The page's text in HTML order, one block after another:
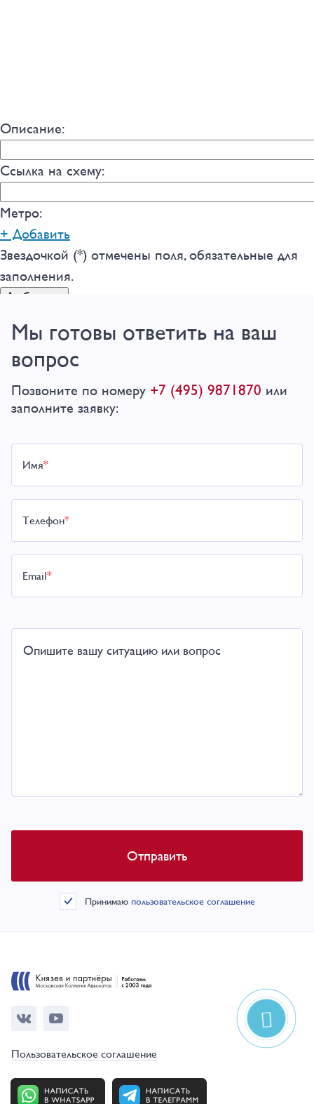
Описание:
Ссылка на схему:
Метро:
+ Добавить
Звездочкой (*) отмечены поля, обязательные для
заполнения.
Мы готовы ответить на ваш
вопрос
Позвоните по номеру +7 (495) 9871870 или
заполните заявку:
Имя*
Телефон*
Email*
Принимаю пользовательское соглашение
Пользовательское соглашение